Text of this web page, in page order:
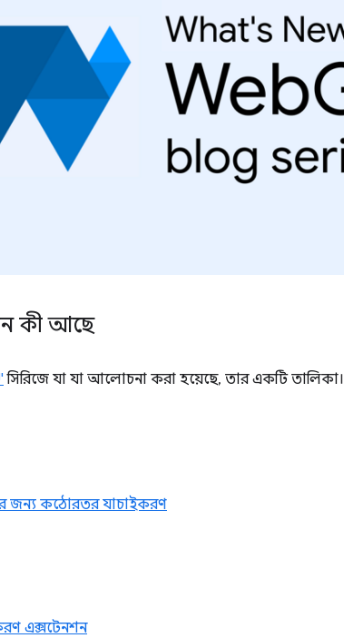
কী আছে
সিরিজে যা যা আলোচনা করা হয়েছে, তার একটি তালিকা।
জন্য কঠোরতর যাচাইকরণ
এক্সটেনশন